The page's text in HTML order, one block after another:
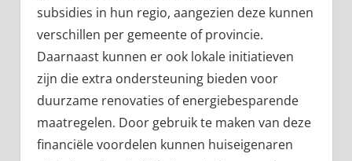
subsidies in hun regio, aangezien deze kunnen
verschillen per gemeente of provincie.
Daarnaast kunnen er ook lokale initiatieven
zijn die extra ondersteuning bieden voor
duurzame renovaties of energiebesparende
maatregelen. Door gebruik te maken van deze
financiële voordelen kunnen huiseigenaren